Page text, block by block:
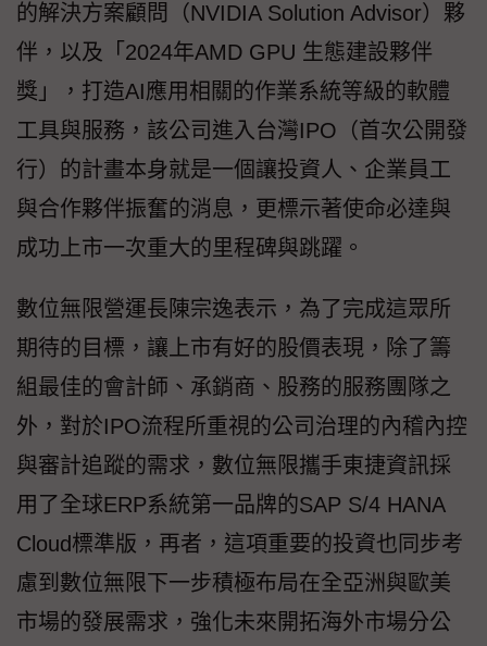
的解決方案顧問（NVIDIA Solution Advisor）夥
伴，以及「2024年AMD GPU 生態建設夥伴
獎」，打造AI應用相關的作業系統等級的軟體
工具與服務，該公司進入台灣IPO（首次公開發
行）的計畫本身就是一個讓投資人、企業員工
與合作夥伴振奮的消息，更標示著使命必達與
成功上市一次重大的里程碑與跳躍。
數位無限營運長陳宗逸表示，為了完成這眾所
期待的目標，讓上市有好的股價表現，除了籌
組最佳的會計師、承銷商、股務的服務團隊之
外，對於IPO流程所重視的公司治理的內稽內控
與審計追蹤的需求，數位無限攜手東捷資訊採
用了全球ERP系統第一品牌的SAP S/4 HANA
Cloud標準版，再者，這項重要的投資也同步考
慮到數位無限下一步積極布局在全亞洲與歐美
市場的發展需求，強化未來開拓海外市場分公